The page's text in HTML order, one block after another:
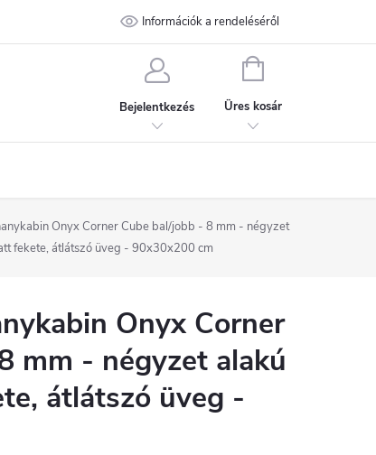
Szerződési Feltételek Adatvédelmi feltételek
Információk a rendeléséről
Bejelentkezés
KOSÁR
Üres kosár
Onyx Corner Cube bal/jobb - 8 mm - négyzet
fekete, átlátszó üveg - 90x30x200 cm
Onyx Corner
mm - négyzet alakú
átlátszó üveg -